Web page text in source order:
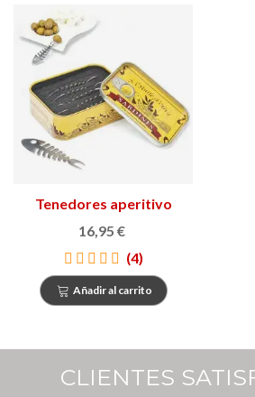
Tenedores aperitivo
Sardines
16,95 €
(4)
Añadir al carrito
CLIENTES